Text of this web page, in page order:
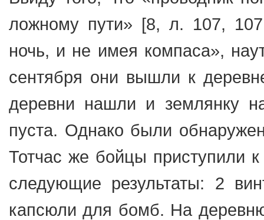
ложному пути» [8, л. 107, 107
ночь, и не имея компаса»,
сентября они вышли к
деревни нашли и землянку
пуста. Однако были
Тотчас же бойцы приступили
следующие результаты: 2
капсюли для бомб. На